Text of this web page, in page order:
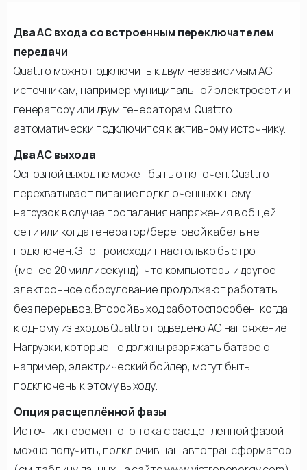
Два АС входа со встроенным переключателем
передачи
Quattro можно подключить к двум независимым АС
источникам, например муниципальной электросети и
генератору или двум генераторам. Quattro
автоматически подключится к активному источнику.
Два АС выхода
Основной выход не может быть отключен. Quattro
перехватывает питание подключенных к нему
нагрузок в случае пропадания напряжения в общей
сети или когда генератор/береговой кабель не
подключен. Это происходит настолько быстро
(менее 20 миллисекунд), что компьютеры и другое
электронное оборудование продолжают работать
без перерывов. Второй выход работоспособен, когда
к одному из входов Quattro подведено АС напряжение.
Нагрузки, которые не должны разряжать батарею,
например, электрический бойлер, могут быть
подключены к этому выходу.
Опция расщеплённой фазы
Источник переменного тока с расщеплённой фазой
можно получить, подключив наш автотрансформатор